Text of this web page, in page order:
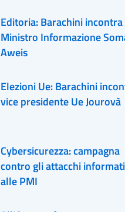
Editoria: Barachini incontra
Ministro Informazione
Aweis
Elezioni Ue: Barachini
vice presidente Ue Jourovà
Cybersicurezza: campagna
contro gli attacchi
alle PMI